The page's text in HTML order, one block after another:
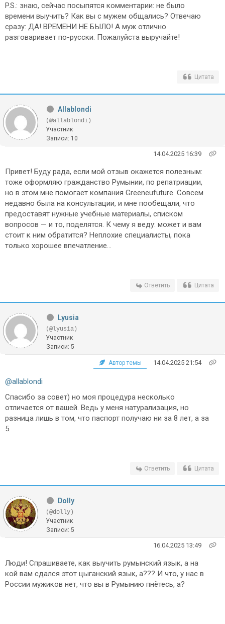
P.S.: знаю, сейчас посыпятся комментарии: не было
времени выучить? Как вы с мужем общались? Отвечаю
сразу: ДА! ВРЕМЕНИ НЕ БЫЛО! А муж отлично
разговаривает по-русски. Пожалуйста выручайте!
Цитата
Allablondi
(@allablondi)
Участник
Записи: 10
14.04.2025 16:39
Привет! Буду рада, если мой отзыв окажется полезным:
тоже оформляю гражданство Румынии, по репатриации,
но в этом мне помогает компания Greeneufuture. Совсем
недавно была на консультации, и мне пообещали, что
предоставят нужные учебные материалы, списком
вопросов — и то, поделятся. К чему я веду: может и вам
стоит к ним обратится? Неплохие специалисты, пока
только хорошее впечатление...
Ответить Цитата
Lyusia
(@lyusia)
Участник
Записи: 5
Автор темы 14.04.2025 21:54
@allablondi
Спасибо за совет) но моя процедура несколько
отличается от вашей. Ведь у меня натурализация, но
разница лишь в том, что паспорт получаю ни за 8 лет, а за
5.
Ответить Цитата
Dolly
(@dolly)
Участник
Записи: 5
16.04.2025 13:49
Люди! Спрашиваете, как выучить румынский язык, а на
кой вам сдался этот цыганский язык, а??? И что, у нас в
России мужиков нет, что вы в Румынию пнётесь, а?